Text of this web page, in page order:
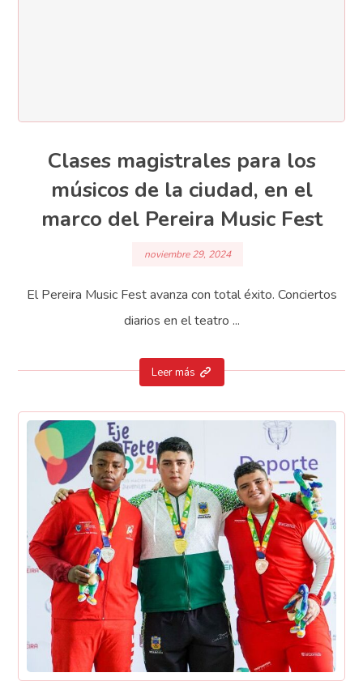
Clases magistrales para los
músicos de la ciudad, en el
marco del Pereira Music Fest
noviembre 29, 2024
El Pereira Music Fest avanza con total éxito. Conciertos
diarios en el teatro ...
Leer más